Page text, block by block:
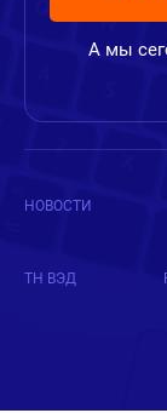
А мы
НОВОСТИ
ТН ВЭД